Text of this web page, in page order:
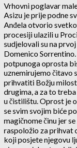
Vrhovni poglavar
Asizu je prije podne
Anđela otvorio
procesiji ulazili u
sudjelovali su na
Domenico
potpunoga oprosta
uznemirujemo čitavo
prihvatiti Božju milost
drugima, a za to
u čistilištu. Oprost je
se svim svojim biće
magičnome činu jer
raspoložio za prihvat
koji posjete njegovu